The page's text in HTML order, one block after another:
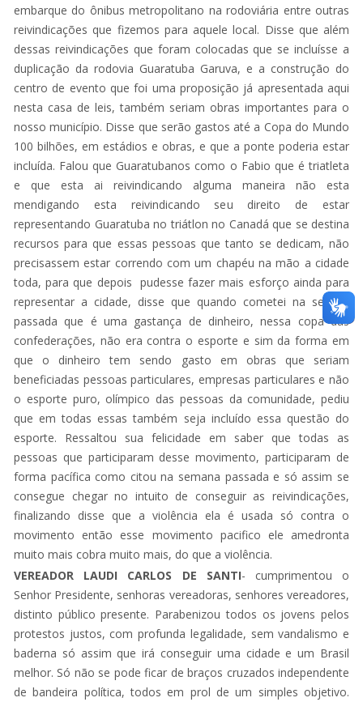
embarque do ônibus metropolitano na rodoviária entre outras
reivindicações que fizemos para aquele local. Disse que além
dessas reivindicações que foram colocadas que se incluísse a
duplicação da rodovia Guaratuba Garuva, e a construção do
centro de evento que foi uma proposição já apresentada aqui
nesta casa de leis, também seriam obras importantes para o
nosso município. Disse que serão gastos até a Copa do Mundo
100 bilhões, em estádios e obras, e que a ponte poderia estar
incluída. Falou que Guaratubanos como o Fabio que é triatleta
e que esta ai reivindicando alguma maneira não esta
mendigando esta reivindicando seu direito de estar
representando Guaratuba no triátlon no Canadá que se destina
recursos para que essas pessoas que tanto se dedicam, não
precisassem estar correndo com um chapéu na mão a cidade
toda, para que depois pudesse fazer mais esforço ainda para
representar a cidade, disse que quando cometei na sessão
passada que é uma gastança de dinheiro, nessa copa das
confederações, não era contra o esporte e sim da forma em
que o dinheiro tem sendo gasto em obras que seriam
beneficiadas pessoas particulares, empresas particulares e não
o esporte puro, olímpico das pessoas da comunidade, pediu
que em todas essas também seja incluído essa questão do
esporte. Ressaltou sua felicidade em saber que todas as
pessoas que participaram desse movimento, participaram de
forma pacífica como citou na semana passada e só assim se
consegue chegar no intuito de conseguir as reivindicações,
finalizando disse que a violência ela é usada só contra o
movimento então esse movimento pacifico ele amedronta
muito mais cobra muito mais, do que a violência.
VEREADOR LAUDI CARLOS DE SANTI- cumprimentou o
Senhor Presidente, senhoras vereadoras, senhores vereadores,
distinto público presente. Parabenizou todos os jovens pelos
protestos justos, com profunda legalidade, sem vandalismo e
baderna só assim que irá conseguir uma cidade e um Brasil
melhor. Só não se pode ficar de braços cruzados independente
de bandeira política, todos em prol de um simples objetivo.